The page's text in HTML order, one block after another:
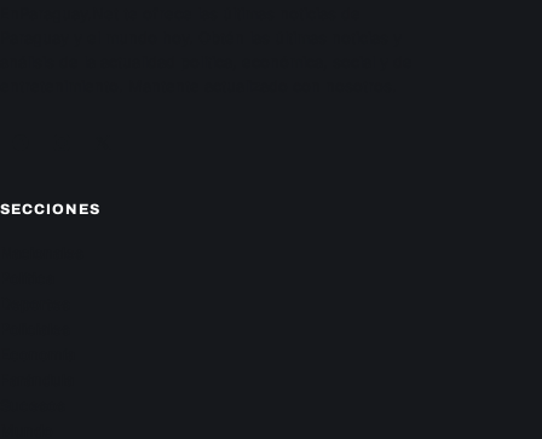
SECCIONES